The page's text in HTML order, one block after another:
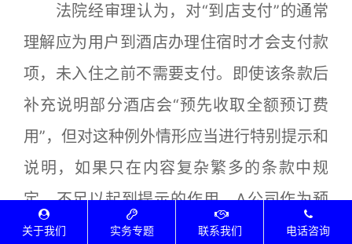
法院经审理认为，对“到店支付”的通常
理解应为用户到酒店办理住宿时才会支付款
项，未入住之前不需要支付。即使该条款后
补充说明部分酒店会“预先收取全额预订费
用”，但对这种例外情形应当进行特别提示和
说明，如果只在内容复杂繁多的条款中规
定，不足以起到提示的作用，A公司作为预
定服务的提供者应当承担责任。最终，法院
关于我们 实务专题 联系我们 电话咨询